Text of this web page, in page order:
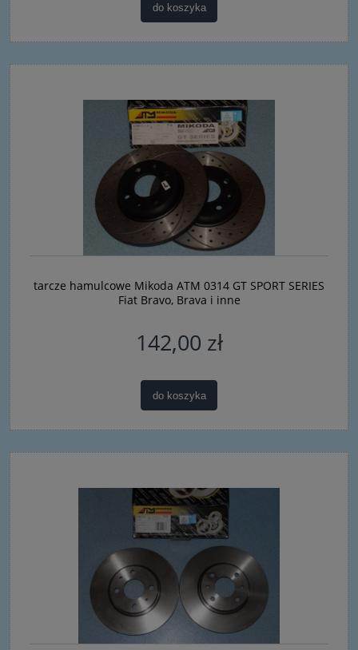
do koszyka
tarcze hamulcowe Mikoda ATM 0314 GT SPORT SERIES
Fiat Bravo, Brava i inne
142,00 zł
do koszyka